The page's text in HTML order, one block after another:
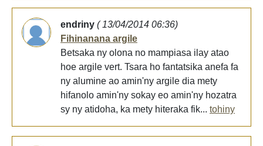
endriny ( 13/04/2014 06:36)
Fihinanana argile
Betsaka ny olona no mampiasa ilay atao
hoe argile vert. Tsara ho fantatsika anefa fa
ny alumine ao amin'ny argile dia mety
hifanolo amin'ny sokay eo amin'ny hozatra
sy ny atidoha, ka mety hiteraka fik... tohiny